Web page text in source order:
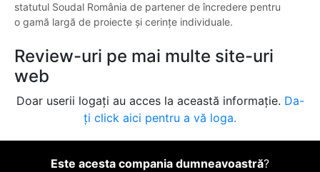
statutul Soudal România de partener de încredere pentru
o gamă largă de proiecte și cerințe individuale.
Review-uri pe mai multe site-uri
web
Doar userii logați au acces la această informație. Da-
ți click aici pentru a vă loga.
Este acesta compania dumneavoastră?